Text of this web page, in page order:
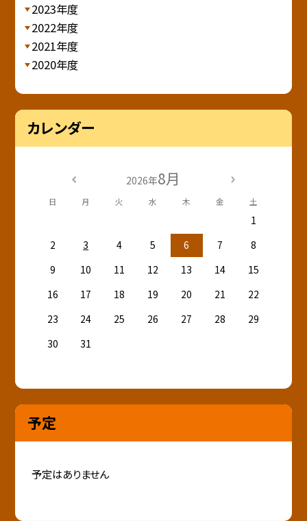
2023年度
2022年度
2021年度
2020年度
カレンダー
2026年8月
日 月 火 水 木 金 土
1
2
3 4 5 6 7
8
9
10 11 12 13 14
15
16
17 18 19 20 21
22
23
24 25 26 27 28
29
30
31
予定
予定はありません